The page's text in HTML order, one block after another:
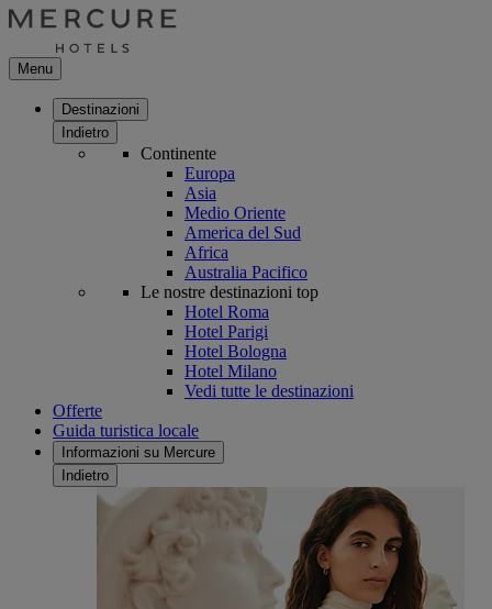
Menu
Destinazioni
Indietro
Continente
Europa
Asia
Medio Oriente
America del Sud
Africa
Australia Pacifico
Le nostre destinazioni top
Hotel Roma
Hotel Parigi
Hotel Bologna
Hotel Milano
Vedi tutte le destinazioni
Offerte
Guida turistica locale
Informazioni su Mercure
Indietro